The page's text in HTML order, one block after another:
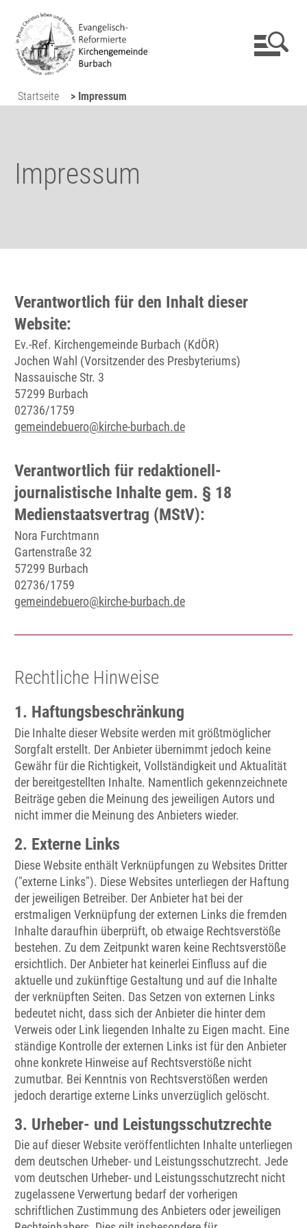
Startseite > Impressum
Impressum
Verantwortlich für den Inhalt dieser
Website:
Ev.-Ref. Kirchengemeinde Burbach (KdÖR)
Jochen Wahl (Vorsitzender des Presbyteriums)
Nassauische Str. 3
57299 Burbach
02736/1759
gemeindebuero@kirche-burbach.de
Verantwortlich für redaktionell-
journalistische Inhalte gem. § 18
Medienstaatsvertrag (MStV):
Nora Furchtmann
Gartenstraße 32
57299 Burbach
02736/1759
gemeindebuero@kirche-burbach.de
Rechtliche Hinweise
1. Haftungsbeschränkung
Die Inhalte dieser Website werden mit größtmöglicher
Sorgfalt erstellt. Der Anbieter übernimmt jedoch keine
Gewähr für die Richtigkeit, Vollständigkeit und Aktualität
der bereitgestellten Inhalte. Namentlich gekennzeichnete
Beiträge geben die Meinung des jeweiligen Autors und
nicht immer die Meinung des Anbieters wieder.
2. Externe Links
Diese Website enthält Verknüpfungen zu Websites Dritter
("externe Links"). Diese Websites unterliegen der Haftung
der jeweiligen Betreiber. Der Anbieter hat bei der
erstmaligen Verknüpfung der externen Links die fremden
Inhalte daraufhin überprüft, ob etwaige Rechtsverstöße
bestehen. Zu dem Zeitpunkt waren keine Rechtsverstöße
ersichtlich. Der Anbieter hat keinerlei Einfluss auf die
aktuelle und zukünftige Gestaltung und auf die Inhalte
der verknüpften Seiten. Das Setzen von externen Links
bedeutet nicht, dass sich der Anbieter die hinter dem
Verweis oder Link liegenden Inhalte zu Eigen macht. Eine
ständige Kontrolle der externen Links ist für den Anbieter
ohne konkrete Hinweise auf Rechtsverstöße nicht
zumutbar. Bei Kenntnis von Rechtsverstößen werden
jedoch derartige externe Links unverzüglich gelöscht.
3. Urheber- und Leistungsschutzrechte
Die auf dieser Website veröffentlichten Inhalte unterliegen
dem deutschen Urheber- und Leistungsschutzrecht. Jede
vom deutschen Urheber- und Leistungsschutzrecht nicht
zugelassene Verwertung bedarf der vorherigen
schriftlichen Zustimmung des Anbieters oder jeweiligen